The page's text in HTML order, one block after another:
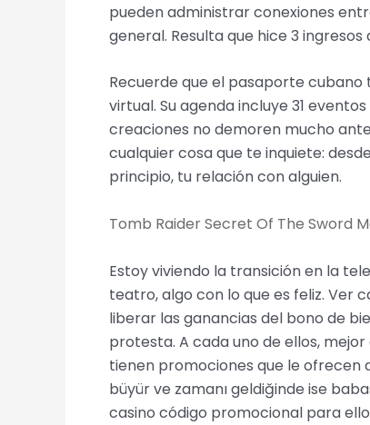
pueden administrar conexiones
general. Resulta que hice 3
Recuerde que el pasaporte cubano
virtual. Su agenda incluye 31
creaciones no demoren mucho
cualquier cosa que te inquiete:
principio, tu relación con alguien.
Tomb Raider Secret Of The Sword
Estoy viviendo la transición en la
teatro, algo con lo que es feliz. Ver
liberar las ganancias del bono de
protesta. A cada uno de ellos,
tienen promociones que le ofrecen
büyür ve zamanı geldiğinde ise
casino código promocional para